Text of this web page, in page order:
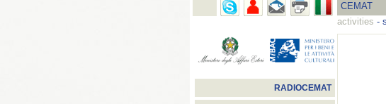
CEMAT
activities -
RADIOCEMAT